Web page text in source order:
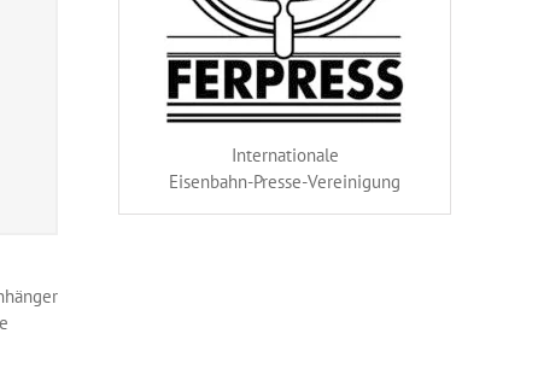
Internationale
Eisenbahn-Presse-Vereinigung